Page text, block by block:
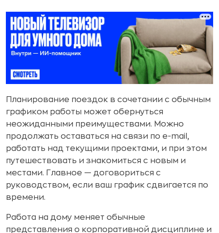
Планирование поездок в сочетании с обычным
графиком работы может обернуться
неожиданными преимуществами. Можно
продолжать оставаться на связи по e-mail,
работать над текущими проектами, и при этом
путешествовать и знакомиться с новым и
местами. Главное — договориться с
руководством, если ваш график сдвигается по
времени.
Работа на дому меняет обычные
представления о корпоративной дисциплине и